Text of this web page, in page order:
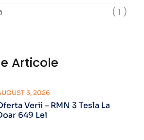
( 1 )
Articole
Verii – RMN 3 Tesla La
649 Lei
3, 2026